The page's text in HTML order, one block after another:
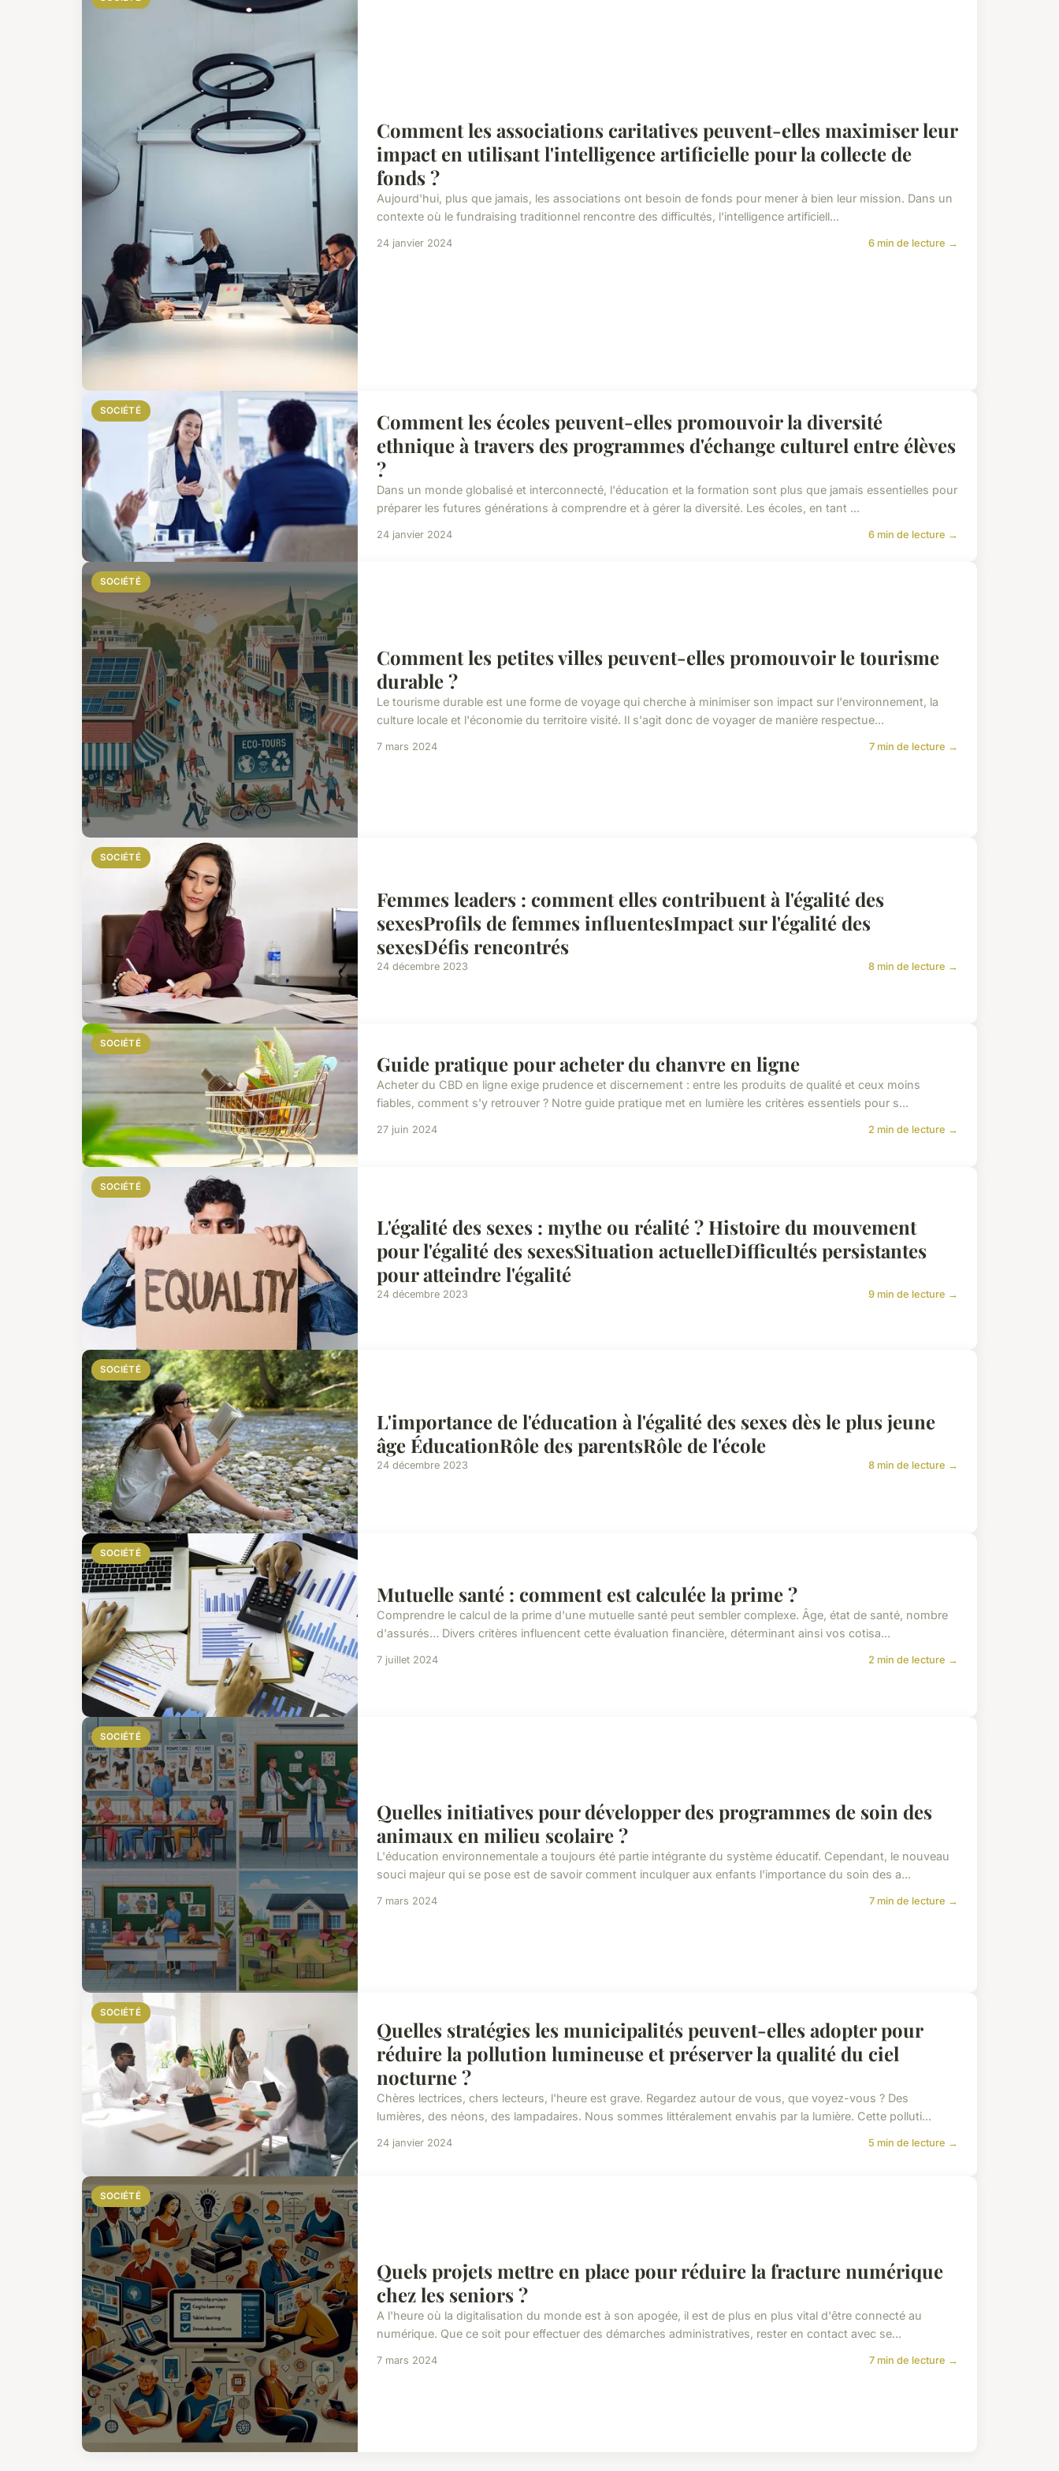
Comment les associations caritatives peuvent-elles maximiser leur
impact en utilisant l'intelligence artificielle pour la collecte de
fonds ?
Aujourd'hui, plus que jamais, les associations ont besoin de fonds pour mener à bien leur mission. Dans un
contexte où le fundraising traditionnel rencontre des difficultés, l'intelligence artificiell...
24 janvier 2024 6 min de lecture →
SOCIÉTÉ
Comment les écoles peuvent-elles promouvoir la diversité
ethnique à travers des programmes d'échange culturel entre élèves
?
Dans un monde globalisé et interconnecté, l'éducation et la formation sont plus que jamais essentielles pour
préparer les futures générations à comprendre et à gérer la diversité. Les écoles, en tant ...
24 janvier 2024 6 min de lecture →
SOCIÉTÉ
Comment les petites villes peuvent-elles promouvoir le tourisme
durable ?
Le tourisme durable est une forme de voyage qui cherche à minimiser son impact sur l'environnement, la
culture locale et l'économie du territoire visité. Il s'agit donc de voyager de manière respectue...
7 mars 2024 7 min de lecture →
SOCIÉTÉ
Femmes leaders : comment elles contribuent à l'égalité des
sexesProfils de femmes influentesImpact sur l'égalité des
sexesDéfis rencontrés
24 décembre 2023 8 min de lecture →
SOCIÉTÉ
Guide pratique pour acheter du chanvre en ligne
Acheter du CBD en ligne exige prudence et discernement : entre les produits de qualité et ceux moins
fiables, comment s'y retrouver ? Notre guide pratique met en lumière les critères essentiels pour s...
27 juin 2024 2 min de lecture →
SOCIÉTÉ
L'égalité des sexes : mythe ou réalité ? Histoire du mouvement
pour l'égalité des sexesSituation actuelleDifficultés persistantes
pour atteindre l'égalité
24 décembre 2023 9 min de lecture →
SOCIÉTÉ
L'importance de l'éducation à l'égalité des sexes dès le plus jeune
âge ÉducationRôle des parentsRôle de l'école
24 décembre 2023 8 min de lecture →
SOCIÉTÉ
Mutuelle santé : comment est calculée la prime ?
Comprendre le calcul de la prime d'une mutuelle santé peut sembler complexe. Âge, état de santé, nombre
d'assurés… Divers critères influencent cette évaluation financière, déterminant ainsi vos cotisa...
7 juillet 2024 2 min de lecture →
SOCIÉTÉ
Quelles initiatives pour développer des programmes de soin des
animaux en milieu scolaire ?
L'éducation environnementale a toujours été partie intégrante du système éducatif. Cependant, le nouveau
souci majeur qui se pose est de savoir comment inculquer aux enfants l'importance du soin des a...
7 mars 2024 7 min de lecture →
SOCIÉTÉ
Quelles stratégies les municipalités peuvent-elles adopter pour
réduire la pollution lumineuse et préserver la qualité du ciel
nocturne ?
Chères lectrices, chers lecteurs, l'heure est grave. Regardez autour de vous, que voyez-vous ? Des
lumières, des néons, des lampadaires. Nous sommes littéralement envahis par la lumière. Cette polluti...
24 janvier 2024 5 min de lecture →
SOCIÉTÉ
Quels projets mettre en place pour réduire la fracture numérique
chez les seniors ?
A l'heure où la digitalisation du monde est à son apogée, il est de plus en plus vital d'être connecté au
numérique. Que ce soit pour effectuer des démarches administratives, rester en contact avec se...
7 mars 2024 7 min de lecture →